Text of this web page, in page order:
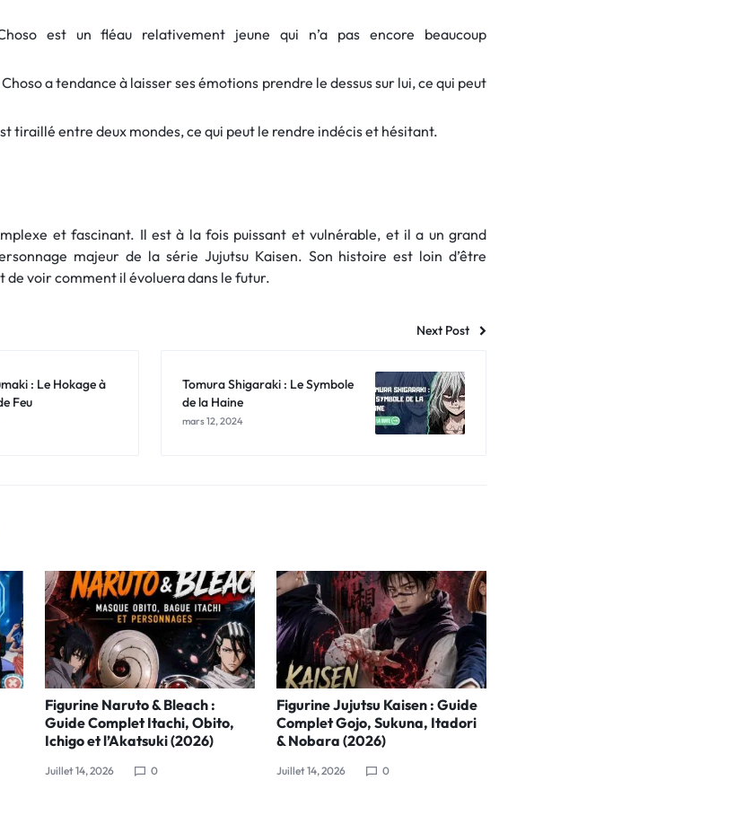
est un fléau relativement jeune qui n’a pas encore beaucoup
Choso a tendance à laisser ses émotions prendre le dessus sur lui, ce qui peut
tiraillé entre deux mondes, ce qui peut le rendre indécis et hésitant.
et fascinant. Il est à la fois puissant et vulnérable, et il a un grand
majeur de la série Jujutsu Kaisen. Son histoire est loin d’être
voir comment il évoluera dans le futur.
Next Post
: Le Hokage à
Feu
Tomura Shigaraki : Le Symbole
de la Haine
mars 12, 2024
Figurine Naruto & Bleach :
Guide Complet Itachi, Obito,
Ichigo et l’Akatsuki (2026)
Juillet 14, 2026 0
Figurine Jujutsu Kaisen : Guide
Complet Gojo, Sukuna, Itadori
& Nobara (2026)
Juillet 14, 2026 0